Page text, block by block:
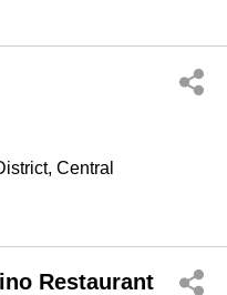
Central
Restaurant